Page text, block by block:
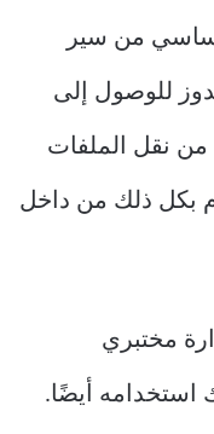
جزء أساسي من سير
للوصول إلى
نقل الملفات
بكل ذلك من داخل
مختبري
استخدامه أيضًا.